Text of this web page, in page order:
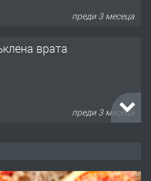
преди 3 месеца
врата
преди 3 месеца